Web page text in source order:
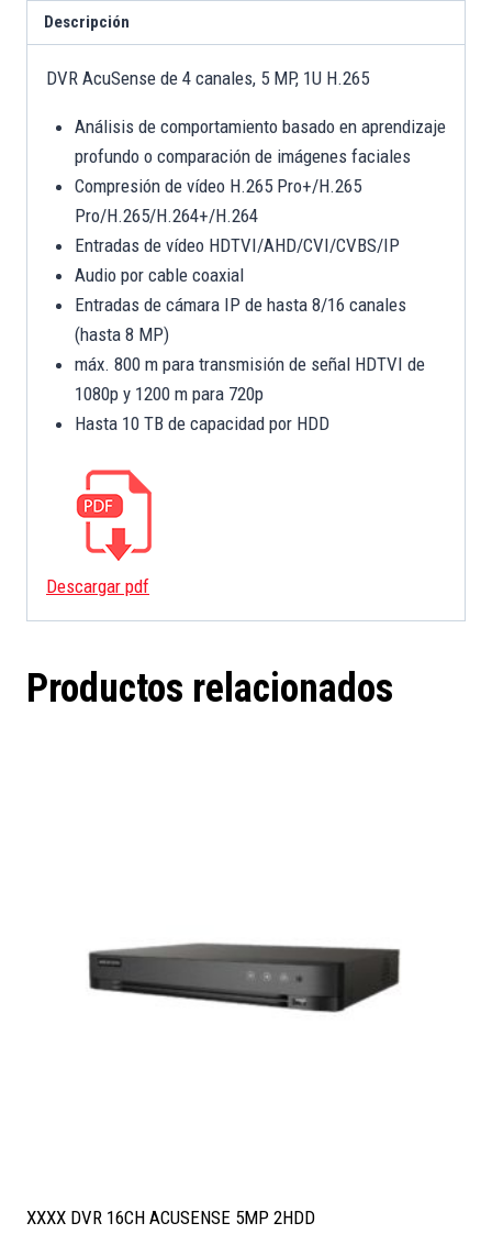
Descripción
DVR AcuSense de 4 canales, 5 MP, 1U H.265
Análisis de comportamiento basado en aprendizaje
profundo o comparación de imágenes faciales
Compresión de vídeo H.265 Pro+/H.265
Pro/H.265/H.264+/H.264
Entradas de vídeo HDTVI/AHD/CVI/CVBS/IP
Audio por cable coaxial
Entradas de cámara IP de hasta 8/16 canales
(hasta 8 MP)
máx. 800 m para transmisión de señal HDTVI de
1080p y 1200 m para 720p
Hasta 10 TB de capacidad por HDD
Descargar pdf
Productos relacionados
XXXX DVR 16CH ACUSENSE 5MP 2HDD